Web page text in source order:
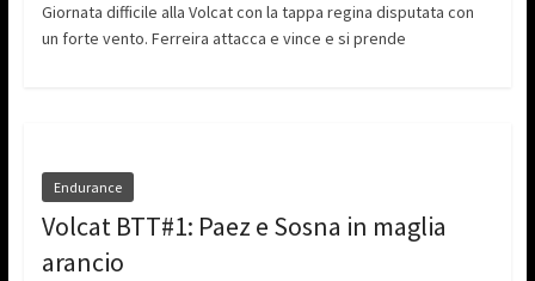
Giornata difficile alla Volcat con la tappa regina disputata con
un forte vento. Ferreira attacca e vince e si prende
Endurance
Volcat BTT#1: Paez e Sosna in maglia
arancio